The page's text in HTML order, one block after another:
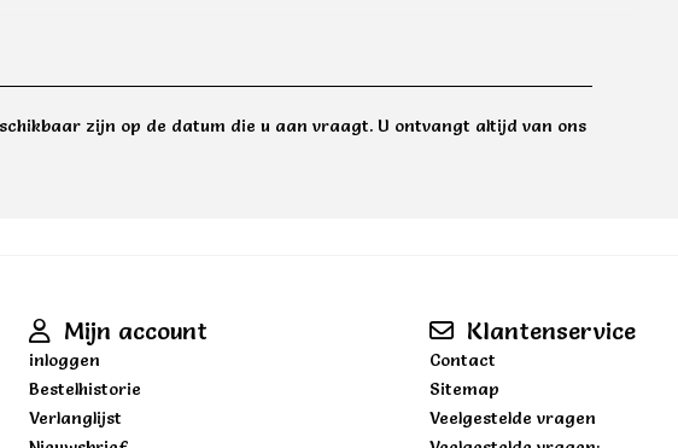
zijn op de datum die u aan vraagt. U ontvangt altijd van ons
Mijn account
inloggen
Bestelhistorie
Verlanglijst
Klantenservice
Contact
Sitemap
Veelgestelde vragen